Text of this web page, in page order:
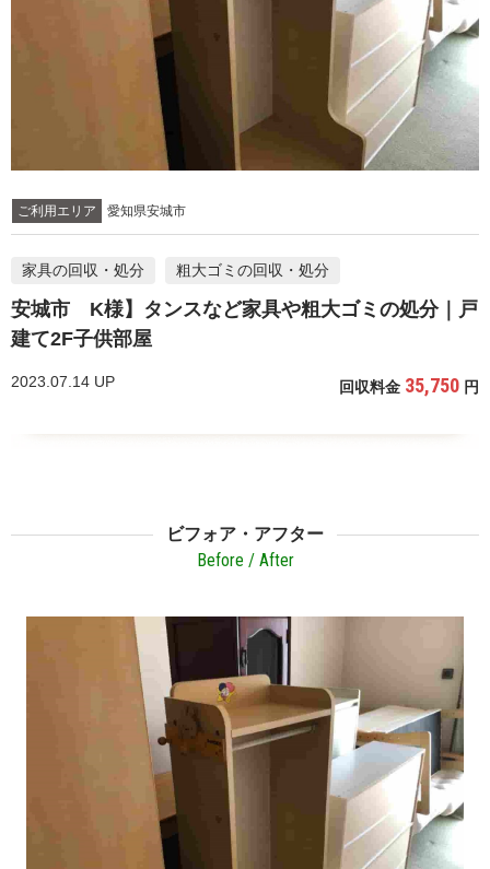
ご利用エリア 愛知県安城市
家具の回収・処分 粗大ゴミの回収・処分
安城市 K様】タンスなど家具や粗大ゴミの処分｜戸
建て2F子供部屋
2023.07.14 UP 回収料金 35,750 円
ビフォア・アフター
Before / After